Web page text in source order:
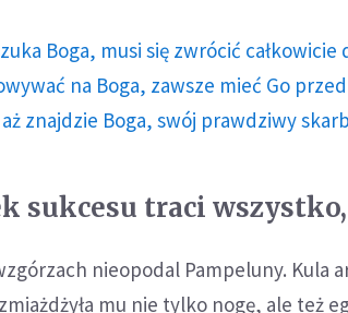
Boga, musi się zwrócić
na Boga, zawsze mieć Go
znajdzie Boga, swój prawdziwy
sukcesu traci
nieopodal Pampeluny. Kula
mu nie tylko nogę, ale też